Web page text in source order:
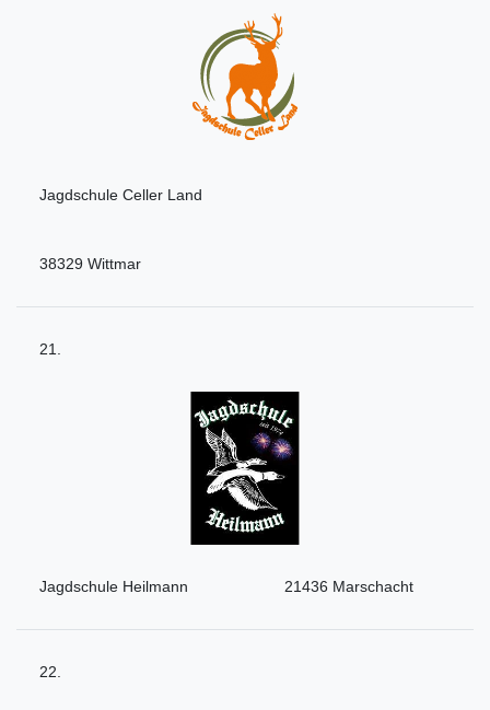
Jagdschule Celler Land
38329 Wittmar
21.
Jagdschule Heilmann 21436 Marschacht
22.